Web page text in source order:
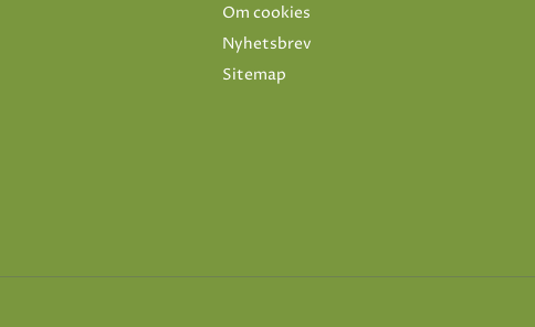
Om cookies
Nyhetsbrev
Sitemap